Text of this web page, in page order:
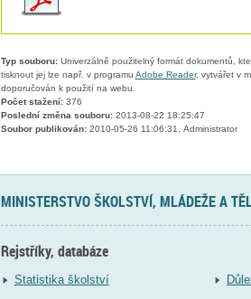
Typ souboru:Univerzálně použitelný formát dokumentů,
tisknout jej lze např. v programu Adobe Reader, vytvářet v
doporučován k použití na webu.
Počet stažení:376
Poslední změna souboru:2013-08-22 18:25:47
Soubor publikován:2010-05-26 11:06:31, Administrator
MINISTERSTVO ŠKOLSTVÍ, MLÁDEŽE A
Rejstříky, databáze
Statistika školství